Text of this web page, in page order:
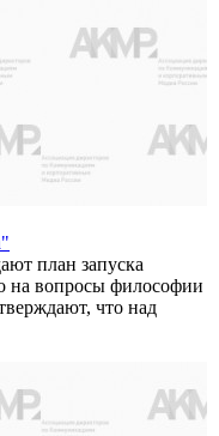
план запуска
на вопросы философии
что над